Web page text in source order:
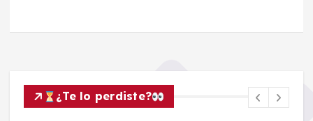
¿Te lo perdiste?